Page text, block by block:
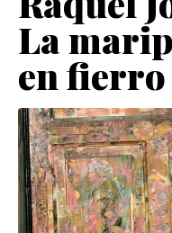
La
en fierro